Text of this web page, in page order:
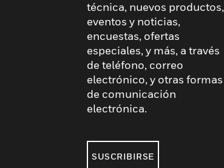
técnica, nuevos productos,
eventos y noticias,
encuestas, ofertas
especiales, y más, a través
de teléfono, correo
electrónico, y otras formas
de comunicación
electrónica.
SUSCRIBIRSE